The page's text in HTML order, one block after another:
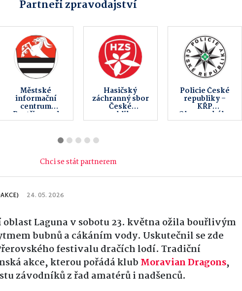
Partneři zpravodajství
Fitness AVE KSK Limit z.s. Moto Přerov
Chci se stát partnerem
24. 05. 2026
Laguna v sobotu 23. května ožila bouřlivým
bubnů a cákáním vody. Uskutečnil se zde
festivalu dračích lodí. Tradiční
akce, kterou pořádá klub Moravian Dragons,
závodníků z řad amatérů i nadšenců.